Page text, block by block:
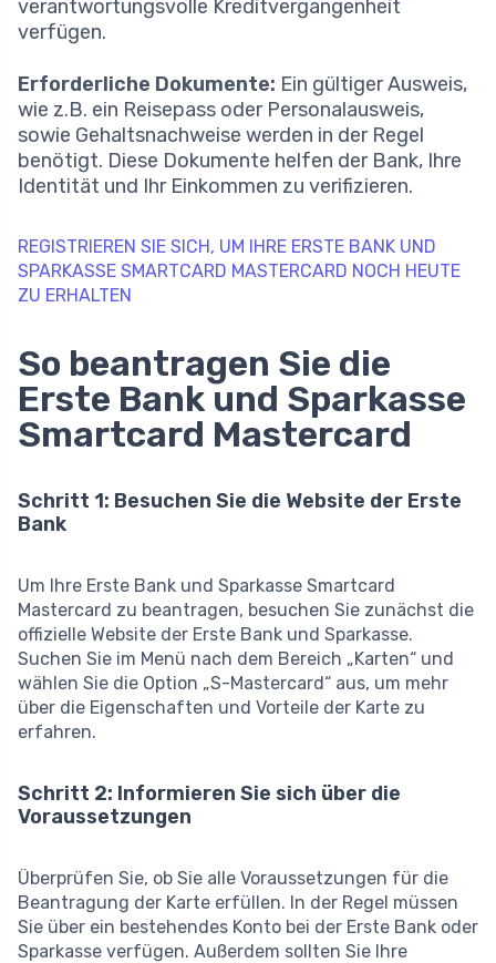
verantwortungsvolle Kreditvergangenheit
verfügen.
Erforderliche Dokumente: Ein gültiger Ausweis,
wie z.B. ein Reisepass oder Personalausweis,
sowie Gehaltsnachweise werden in der Regel
benötigt. Diese Dokumente helfen der Bank, Ihre
Identität und Ihr Einkommen zu verifizieren.
REGISTRIEREN SIE SICH, UM IHRE ERSTE BANK UND
SPARKASSE SMARTCARD MASTERCARD NOCH HEUTE
ZU ERHALTEN
So beantragen Sie die
Erste Bank und Sparkasse
Smartcard Mastercard
Schritt 1: Besuchen Sie die Website der Erste
Bank
Um Ihre Erste Bank und Sparkasse Smartcard
Mastercard zu beantragen, besuchen Sie zunächst die
offizielle Website der Erste Bank und Sparkasse.
Suchen Sie im Menü nach dem Bereich „Karten“ und
wählen Sie die Option „S-Mastercard“ aus, um mehr
über die Eigenschaften und Vorteile der Karte zu
erfahren.
Schritt 2: Informieren Sie sich über die
Voraussetzungen
Überprüfen Sie, ob Sie alle Voraussetzungen für die
Beantragung der Karte erfüllen. In der Regel müssen
Sie über ein bestehendes Konto bei der Erste Bank oder
Sparkasse verfügen. Außerdem sollten Sie Ihre